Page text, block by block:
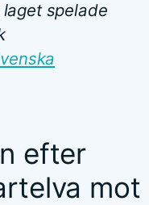
spelade
efter
mot